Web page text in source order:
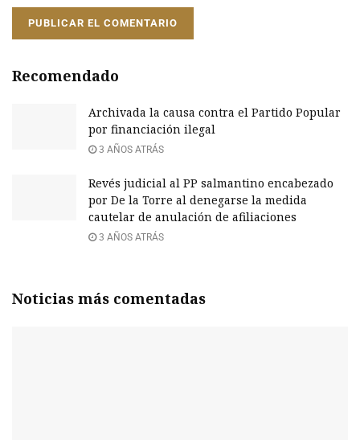
Recomendado
Archivada la causa contra el Partido Popular
por financiación ilegal
3 AÑOS ATRÁS
Revés judicial al PP salmantino encabezado
por De la Torre al denegarse la medida
cautelar de anulación de afiliaciones
3 AÑOS ATRÁS
Noticias más comentadas